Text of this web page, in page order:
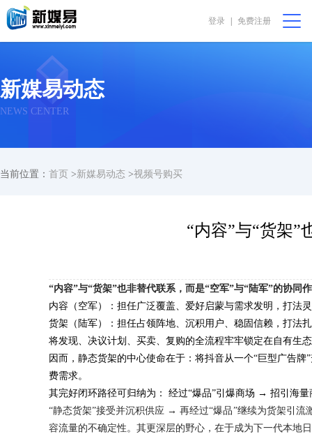
登录 免费注册
会员中心
首页
直播助农
我要求购
24小时服务热线：
新媒易动态
NEWS CENTER
当前位置： 首页 >新媒易动态 >视频号购买
“内容”与“货架”
“内容”与“货架”也非替代联系，而是“空军”与“陆军”的协同
内容（空军）：担任广泛覆盖、爱好启蒙与需求发明，打法
货架（陆军）：担任占领阵地、沉积用户、稳固信赖，打法
将发现、决议计划、买卖、复购的全流程牢牢锁定在自有生
因而，静态货架的中心使命在于：将抖音从一个“巨型广告
费需求。
其完好闭环路径可归纳为： 经过“爆品”引爆商场 → 招引海
“静态货架”接受并沉积供应 → 再经过“爆品”继续为货架引
容流量的不确定性。其更深层的野心，在于成为下一代本